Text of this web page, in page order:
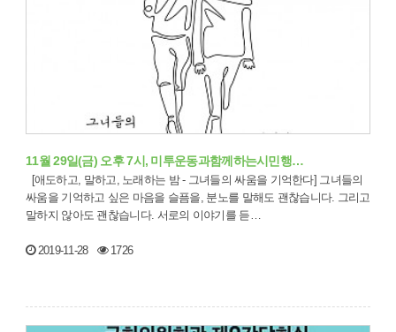
11월 29일(금) 오후 7시, 미투운동과함께하는시민행…
싸움을 기억하고 싶은 마음을 슬픔을, 분노를 말해도 괜찮습니다. 그리고
말하지 않아도 괜찮습니다. 서로의 이야기를 듣…
2019-11-28 1726